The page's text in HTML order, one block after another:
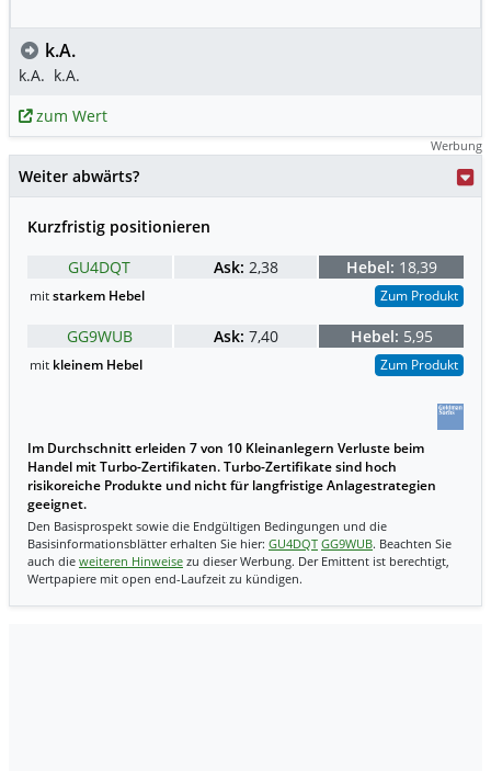
k.A.
k.A. k.A.
zum Wert
Werbung
Weiter abwärts?
Kurzfristig positionieren
GU4DQT
Ask: 2,38 Hebel: 18,39
mitstarkem Hebel Zum Produkt
GG9WUB Ask: 7,40 Hebel: 5,95
mit kleinem Hebel Zum Produkt
Im Durchschnitt erleiden 7 von 10 Kleinanlegern Verluste beim
Handel mit Turbo-Zertifikaten. Turbo-Zertifikate sind hoch
risikoreiche Produkte und nicht für langfristige Anlagestrategien
geeignet.
Den Basisprospekt sowie die Endgültigen Bedingungen und die
Basisinformationsblätter erhalten Sie hier: GU4DQT GG9WUB. Beachten Sie
auch die weiteren Hinweise zu dieser Werbung. Der Emittent ist berechtigt,
Wertpapiere mit open end-Laufzeit zu kündigen.